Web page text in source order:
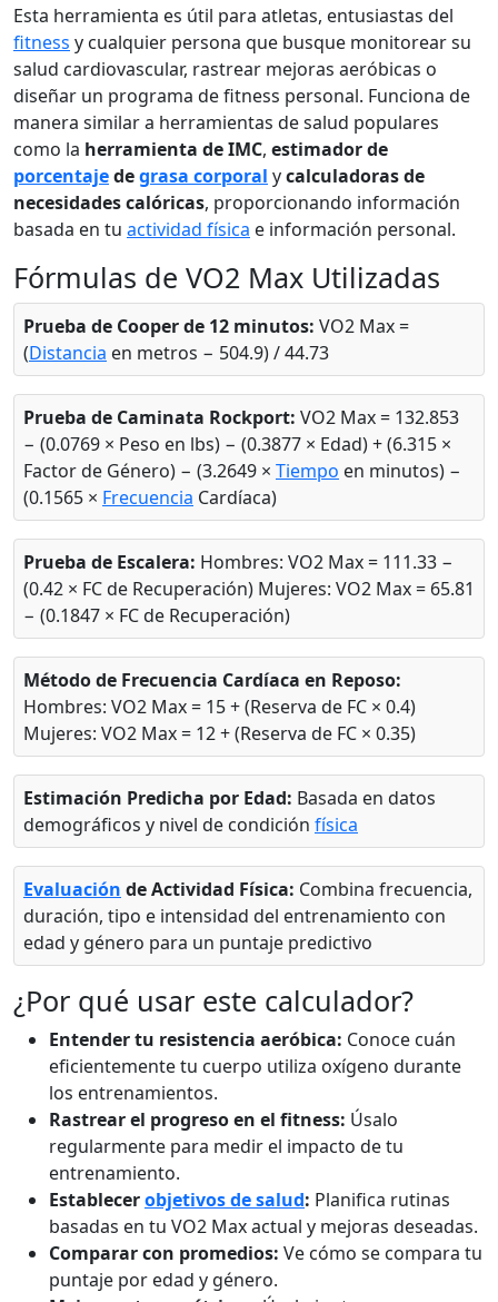
Esta herramienta es útil para atletas, entusiastas del
fitness y cualquier persona que busque monitorear su
salud cardiovascular, rastrear mejoras aeróbicas o
diseñar un programa de fitness personal. Funciona de
manera similar a herramientas de salud populares
como la herramienta de IMC, estimador de
porcentajedegrasa corporal ycalculadoras de
necesidades calóricas, proporcionando información
basada en tu actividad física e información personal.
Fórmulas de VO2 Max Utilizadas
Prueba de Cooper de 12 minutos: VO2 Max =
(Distancia en metros − 504.9) / 44.73
Prueba de Caminata Rockport: VO2 Max = 132.853
− (0.0769 × Peso en lbs) − (0.3877 × Edad) + (6.315 ×
Factor de Género) − (3.2649 × Tiempo en minutos) −
(0.1565 × Frecuencia Cardíaca)
Prueba de Escalera: Hombres: VO2 Max = 111.33 −
(0.42 × FC de Recuperación) Mujeres: VO2 Max = 65.81
− (0.1847 × FC de Recuperación)
Método de Frecuencia Cardíaca en Reposo:
Hombres: VO2 Max = 15 + (Reserva de FC × 0.4)
Mujeres: VO2 Max = 12 + (Reserva de FC × 0.35)
Estimación Predicha por Edad: Basada en datos
demográficos y nivel de condición física
Evaluación de Actividad Física: Combina frecuencia,
duración, tipo e intensidad del entrenamiento con
edad y género para un puntaje predictivo
¿Por qué usar este calculador?
Entender tu resistencia aeróbica: Conoce cuán
eficientemente tu cuerpo utiliza oxígeno durante
los entrenamientos.
Rastrear el progreso en el fitness: Úsalo
regularmente para medir el impacto de tu
entrenamiento.
Establecerobjetivos de salud: Planifica rutinas
basadas en tu VO2 Max actual y mejoras deseadas.
Comparar con promedios: Ve cómo se compara tu
puntaje por edad y género.